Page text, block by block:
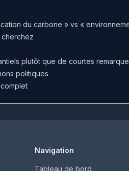
du carbone » vs «
cherchez
plutôt que de courtes
politiques
Navigation
Tableau de bord